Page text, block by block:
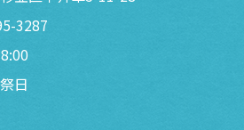
3287
日